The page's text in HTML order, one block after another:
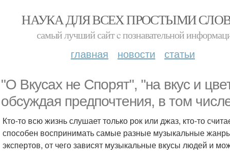
НАУКА ДЛЯ ВСЕХ ПРОСТЫМИ
самый лучший сайт c познавательной
главная новости статьи
"О Вкусах не Спорят", "на вкус и
обсуждая предпочтения, в том
Кто-то всю жизнь слушает только рок или джаз, кто-то
способен воспринимать самые разные музыкальные
экспертов, от чего зависят музыкальные вкусы людей и